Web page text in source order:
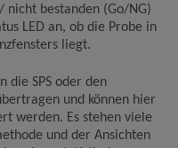
nicht bestanden (Go/NG)
LED an, ob die Probe in
liegt.
die SPS oder den
und können hier
werden. Es stehen viele
und der Ansichten